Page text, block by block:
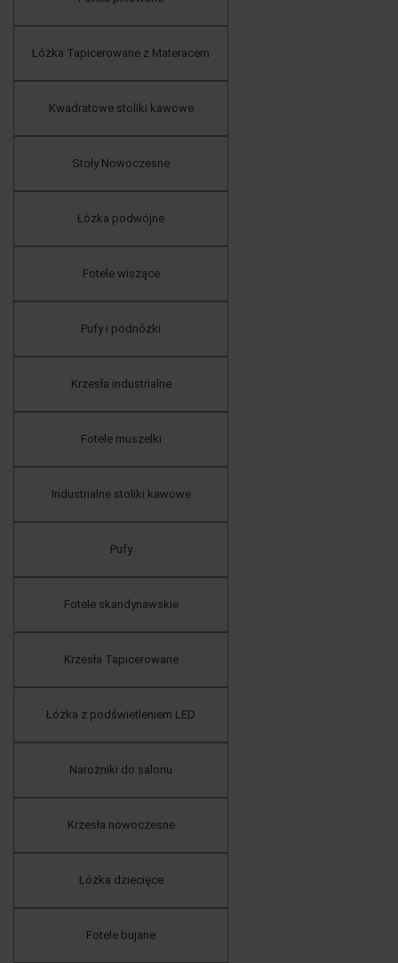
Łóżka Tapicerowane z Materacem
Kwadratowe stoliki kawowe
Stoły Nowoczesne
Łóżka podwójne
Fotele wiszące
Pufy i podnóżki
Krzesła industrialne
Fotele muszelki
Industrialne stoliki kawowe
Pufy
Fotele skandynawskie
Krzesła Tapicerowane
Łóżka z podświetleniem LED
Narożniki do salonu
Krzesła nowoczesne
Łóżka dziecięce
Fotele bujane